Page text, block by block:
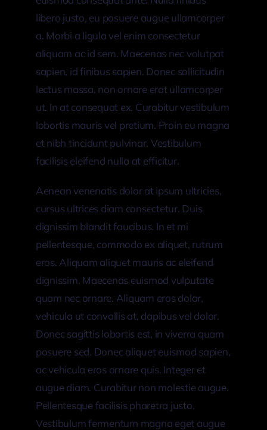
libero justo, eu posuere augue ullamcorper
a. Morbi a ligula vel enim consectetur
aliquam ac id sem. Maecenas nec volutpat
sapien, id finibus sapien. Donec sollicitudin
lectus massa, non ornare erat ullamcorper
ut. In at consequat ex. Curabitur vestibulum
lobortis mauris vel pretium. Proin eu magna
et nibh tincidunt pulvinar. Vestibulum
facilisis eleifend nulla at efficitur.
Aenean venenatis dolor at ipsum ultricies,
cursus ultrices diam consectetur. Duis
dignissim blandit faucibus. In et mi
pellentesque, commodo ex aliquet, rutrum
eros. Aliquam aliquet mauris ac eleifend
dignissim. Maecenas euismod vulputate
quam nec ornare. Aliquam eros dolor,
vehicula ut convallis at, dapibus vel dolor.
Donec sagittis lobortis est, in viverra quam
posuere sed. Donec aliquet euismod sapien,
ac vehicula eros ornare quis. Integer et
augue diam. Curabitur non molestie augue.
Pellentesque facilisis pharetra justo.
Vestibulum fermentum magna eget augue